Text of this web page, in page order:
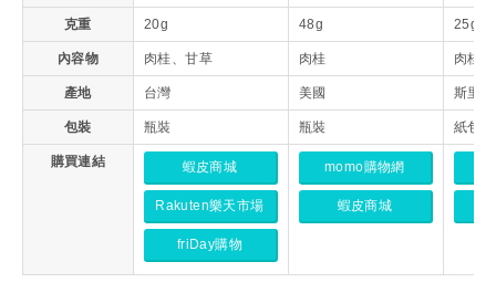
克重 20g 48g 25g
內容物 肉桂、甘草 肉桂 肉桂
產地 台灣 美國 斯里
包裝 瓶裝 瓶裝 紙包裝
購買連結 蝦皮商城
Rakuten樂天市場
friDay購物
momo購物網
蝦皮商城